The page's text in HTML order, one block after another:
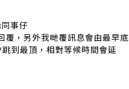
事仔
覆，另外我哋覆訊息會由最早底
到最頂，相對等候時間會延